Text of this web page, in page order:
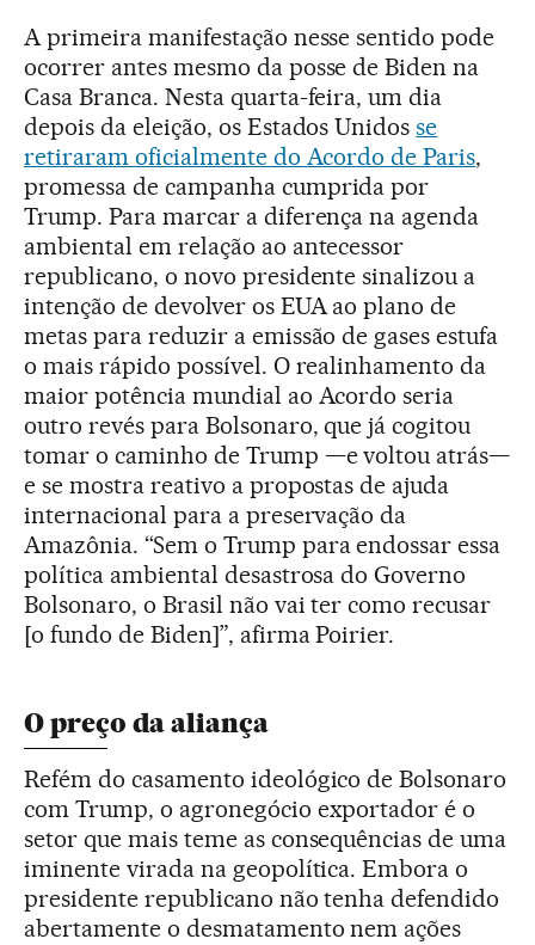
A primeira manifestação nesse sentido pode
ocorrer antes mesmo da posse de Biden na
Casa Branca. Nesta quarta-feira, um dia
depois da eleição, os Estados Unidosse
retiraram oficialmente do Acordo de Paris,
promessa de campanha cumprida por
Trump. Para marcar a diferença na agenda
ambiental em relação ao antecessor
republicano, o novo presidente sinalizou a
intenção de devolver os EUA ao plano de
metas para reduzir a emissão de gases estufa
o mais rápido possível. O realinhamento da
maior potência mundial ao Acordo seria
outro revés para Bolsonaro, que já cogitou
tomar o caminho de Trump —e voltou atrás—
e se mostra reativo a propostas de ajuda
internacional para a preservação da
Amazônia. “Sem o Trump para endossar essa
política ambiental desastrosa do Governo
Bolsonaro, o Brasil não vai ter como recusar
[o fundo de Biden]”, afirma Poirier.
O preço da aliança
Refém do casamento ideológico de Bolsonaro
com Trump, o agronegócio exportador é o
setor que mais teme as consequências de uma
iminente virada na geopolítica. Embora o
presidente republicano não tenha defendido
abertamente o desmatamento nem ações